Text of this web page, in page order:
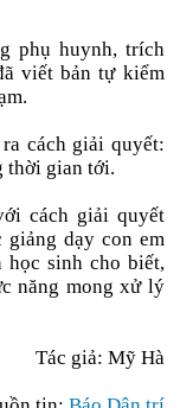
phụ huynh, trích
viết bản tự kiểm
cách giải quyết:
thời gian tới.
cách giải quyết
dạy con em
sinh cho biết,
năng mong xử lý
Tác giả: Mỹ Hà